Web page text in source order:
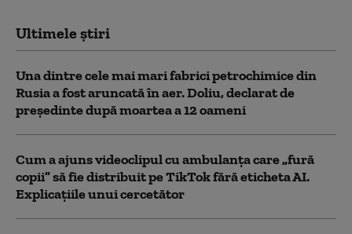
Ultimele știri
Una dintre cele mai mari fabrici petrochimice din
Rusia a fost aruncată în aer. Doliu, declarat de
președinte după moartea a 12 oameni
Cum a ajuns videoclipul cu ambulanța care „fură
copii” să fie distribuit pe TikTok fără eticheta AI.
Explicațiile unui cercetător